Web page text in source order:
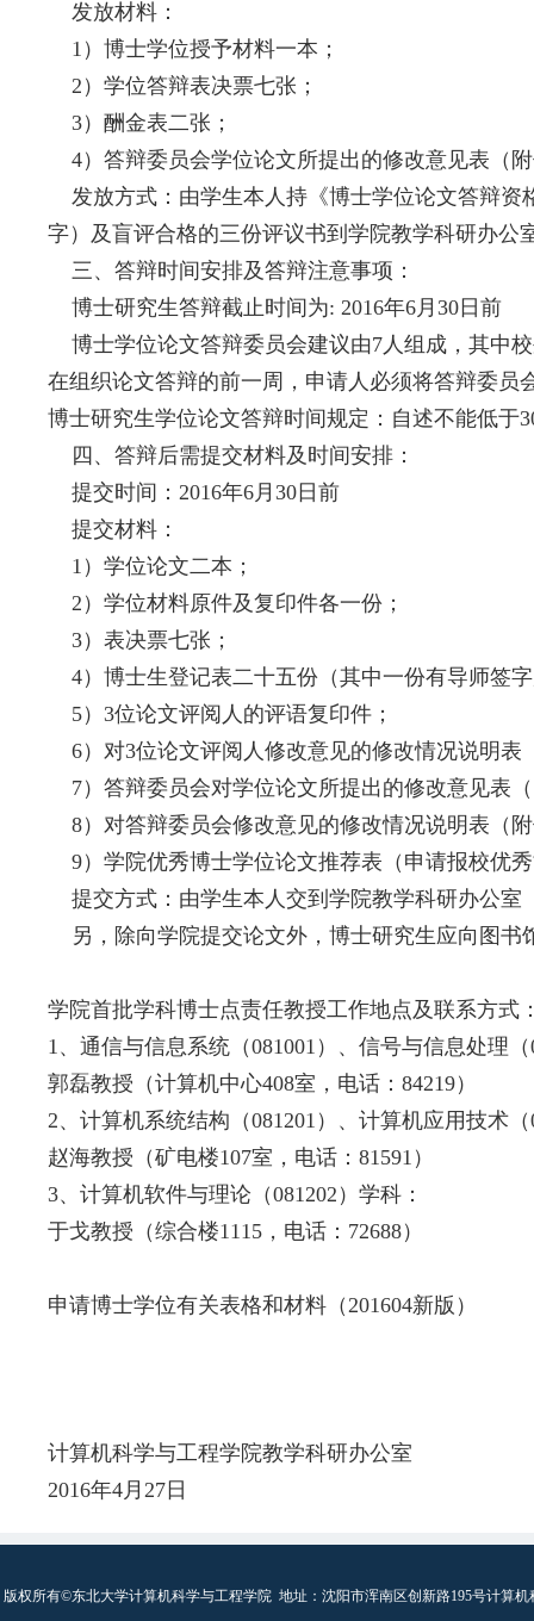
发放材料：
1）博士学位授予材料一本；
2）学位答辩表决票七张；
3）酬金表二张；
4）答辩委员会学位论文所提出的修改意见表（
发放方式：由学生本人持《博士学位论文答辩资
字）及盲评合格的三份评议书到学院教学科研办公
三、答辩时间安排及答辩注意事项：
博士研究生答辩截止时间为: 2016年6月30日前
博士学位论文答辩委员会建议由7人组成，其中
在组织论文答辩的前一周，申请人必须将答辩委
博士研究生学位论文答辩时间规定：自述不能低于
四、答辩后需提交材料及时间安排：
提交时间：2016年6月30日前
提交材料：
1）学位论文二本；
2）学位材料原件及复印件各一份；
3）表决票七张；
4）博士生登记表二十五份（其中一份有导师签
5）3位论文评阅人的评语复印件；
6）对3位论文评阅人修改意见的修改情况说明表
7）答辩委员会对学位论文所提出的修改意见表
8）对答辩委员会修改意见的修改情况说明表（
9）学院优秀博士学位论文推荐表（申请报校优
提交方式：由学生本人交到学院教学科研办公室
另，除向学院提交论文外，博士研究生应向图书
学院首批学科博士点责任教授工作地点及联系方式
1、通信与信息系统（081001）、信号与信息处理
郭磊教授（计算机中心408室，电话：84219）
2、计算机系统结构（081201）、计算机应用技术
赵海教授（矿电楼107室，电话：81591）
3、计算机软件与理论（081202）学科：
于戈教授（综合楼1115，电话：72688）
申请博士学位有关表格和材料（201604新版）
计算机科学与工程学院教学科研办公室
2016年4月27日
版权所有©东北大学计算机科学与工程学院 地址：沈阳市浑南区创新路195号计算机